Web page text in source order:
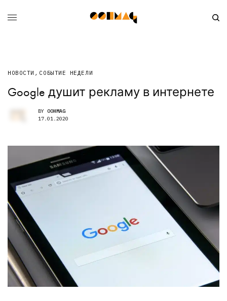
НОВОСТИ , СОБЫТИЕ НЕДЕЛИ
Google душит рекламу в интернете
BY OOHMAG
17.01.2020